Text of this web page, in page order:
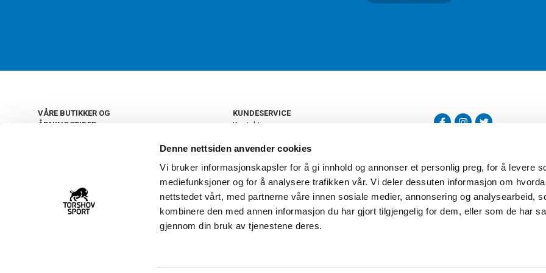
Denne nettsiden anvender cookies
Vi bruker informasjonskapsler for å gi innhold og annonser et personlig preg, for å levere
mediefunksjoner og for å analysere trafikken vår. Vi deler dessuten informasjon om
nettstedet vårt, med partnerne våre innen sosiale medier, annonsering og analysearbeid,
kombinere den med annen informasjon du har gjort tilgjengelig for dem, eller som de har
gjennom din bruk av tjenestene deres.
VÅRE BUTIKKER OG
ÅPNINGSTIDER
22 09 20 20
KUNDESERVICE
Kontakt oss
Retur og bytte
Personvern
Frakt og levering
Ledige stillinger
FAQ - Ofte stilte spørsmål
Åpenhetsloven
Torshov Sport har over 90 års
klubbhandel. Torshov Sport har
Drammen, Sandvika Storsenter